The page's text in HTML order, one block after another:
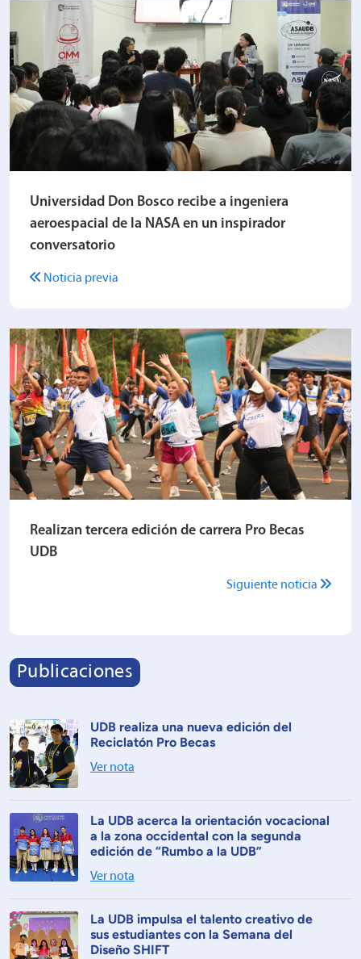
Universidad Don Bosco recibe a ingeniera
aeroespacial de la NASA en un inspirador
conversatorio
Noticia previa
Realizan tercera edición de carrera Pro Becas
UDB
Siguiente noticia
Publicaciones
UDB realiza una nueva edición del
Reciclatón Pro Becas
Ver nota
La UDB acerca la orientación vocacional
a la zona occidental con la segunda
edición de “Rumbo a la UDB”
Ver nota
La UDB impulsa el talento creativo de
sus estudiantes con la Semana del
Diseño SHIFT